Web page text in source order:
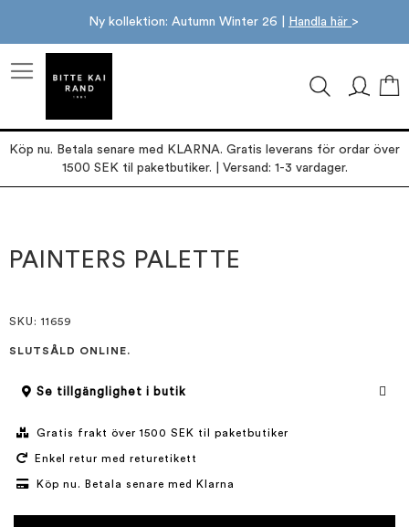
Ny kollektion: Autumn Winter 26 | Handla här >
Köp nu. Betala senare med KLARNA. Gratis leverans för ordar över
1500 SEK til paketbutiker. | Versand: 1-3 vardager.
slutet
av
början
avPAINTERS PALETTE
SKU : 11659
SLUTSÅLD ONLINE.
Se tillgänglighet i butik
Gratis frakt över 1500 SEK til paketbutiker
Enkel retur med returetikett
Köp nu. Betala senare med Klarna